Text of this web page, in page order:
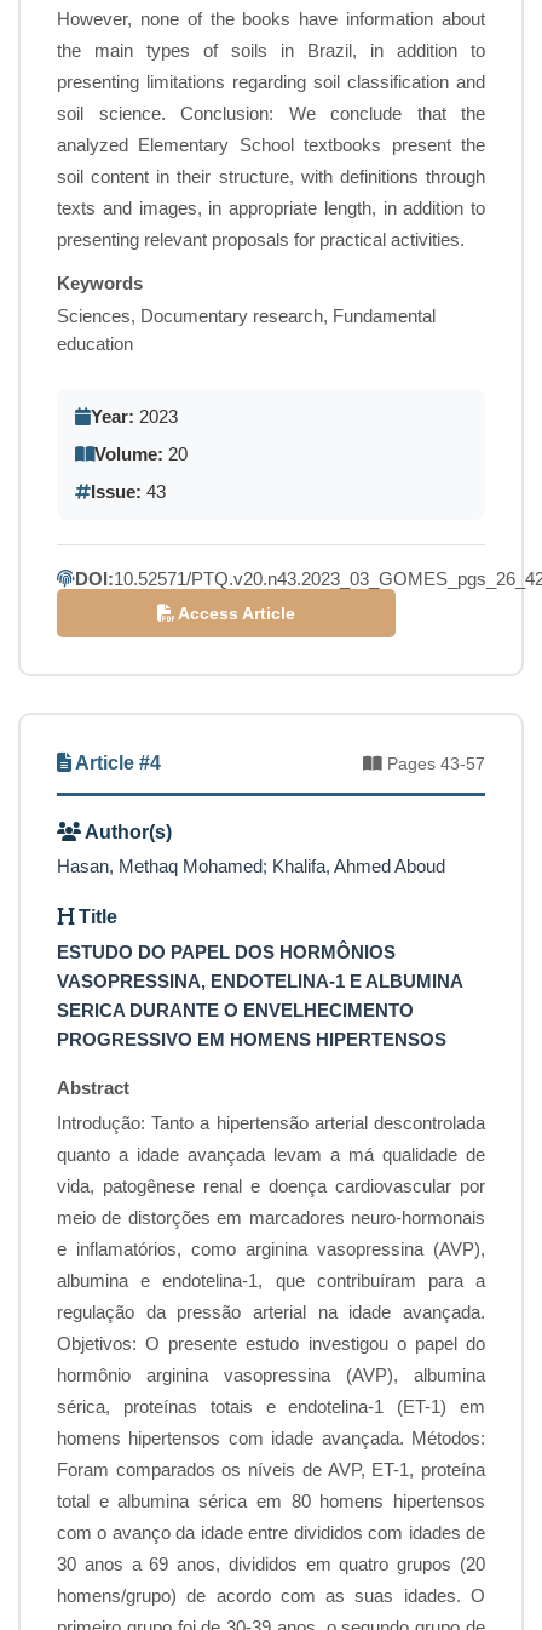
However, none of the books have information about
the main types of soils in Brazil, in addition to
presenting limitations regarding soil classification and
soil science. Conclusion: We conclude that the
analyzed Elementary School textbooks present the
soil content in their structure, with definitions through
texts and images, in appropriate length, in addition to
presenting relevant proposals for practical activities.
Keywords
Sciences, Documentary research, Fundamental
education
Year: 2023
Volume: 20
Issue: 43
DOI:10.52571/
Access Article
Article #4 Pages 43-57
Author(s)
Hasan, Methaq Mohamed; Khalifa, Ahmed Aboud
Title
ESTUDO DO PAPEL DOS HORMÔNIOS
VASOPRESSINA, ENDOTELINA-1 E ALBUMINA
SERICA DURANTE O ENVELHECIMENTO
PROGRESSIVO EM HOMENS HIPERTENSOS
Abstract
Introdução: Tanto a hipertensão arterial descontrolada
quanto a idade avançada levam a má qualidade de
vida, patogênese renal e doença cardiovascular por
meio de distorções em marcadores neuro-hormonais
e inflamatórios, como arginina vasopressina (AVP),
albumina e endotelina-1, que contribuíram para a
regulação da pressão arterial na idade avançada.
Objetivos: O presente estudo investigou o papel do
hormônio arginina vasopressina (AVP), albumina
sérica, proteínas totais e endotelina-1 (ET-1) em
homens hipertensos com idade avançada. Métodos:
Foram comparados os níveis de AVP, ET-1, proteína
total e albumina sérica em 80 homens hipertensos
com o avanço da idade entre divididos com idades de
30 anos a 69 anos, divididos em quatro grupos (20
homens/grupo) de acordo com as suas idades. O